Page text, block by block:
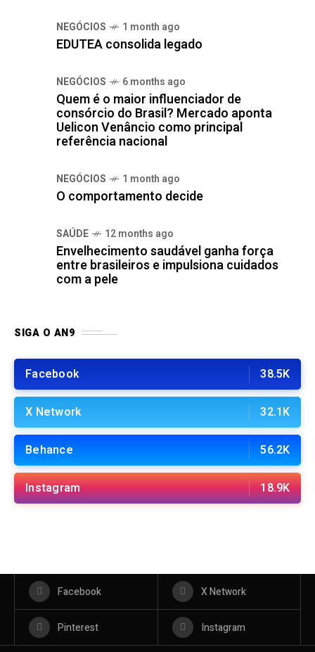
NEGÓCIOS 1 month ago
EDUTEA consolida legado
NEGÓCIOS 6 months ago
Quem é o maior influenciador de
consórcio do Brasil? Mercado aponta
Uelicon Venâncio como principal
referência nacional
NEGÓCIOS 1 month ago
O comportamento decide
SAÚDE 12 months ago
Envelhecimento saudável ganha força
entre brasileiros e impulsiona cuidados
com a pele
SIGA O AN9
Facebook 38.5K
X Network 32.1K
Behance 56.2K
Instagram 18.9K
Facebook X Network
Pinterest Instagram